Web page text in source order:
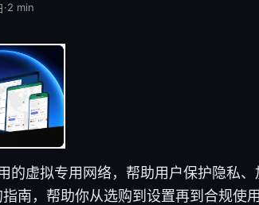
·2 min
虚拟专用网络，帮助用户保护隐私、
南，帮助你从选购到设置再到合规使